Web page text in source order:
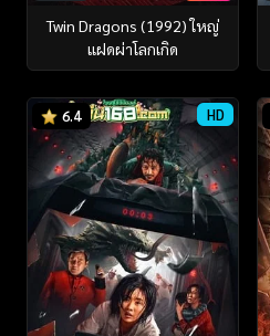
Twin Dragons (1992) ใหญ่
แฝดผ่าโลกเกิด
6.4 HD